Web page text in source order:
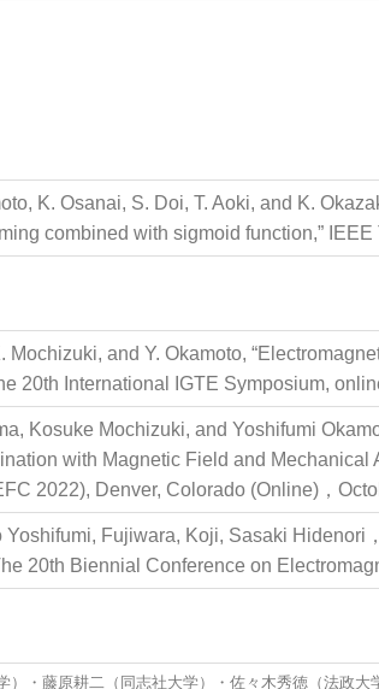
K. Osanai, S. Doi, T. Aoki, and K.
combined with sigmoid function,”
Mochizuki, and Y. Okamoto,
20th International IGTE Symposium,
Kosuke Mochizuki, and Yoshifumi
with Magnetic Field and
2022), Denver, Colorado (Online)，
Yoshifumi, Fujiwara, Koji, Sasaki
20th Biennial Conference on
）・藤原耕二（同志社大学）・佐々木秀徳（法政